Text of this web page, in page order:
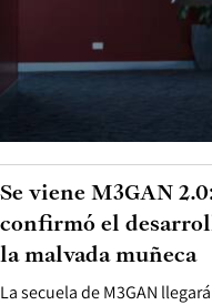
La secuela de M3GAN
Se viene M3GAN
confirmó el
la malvada muñeca